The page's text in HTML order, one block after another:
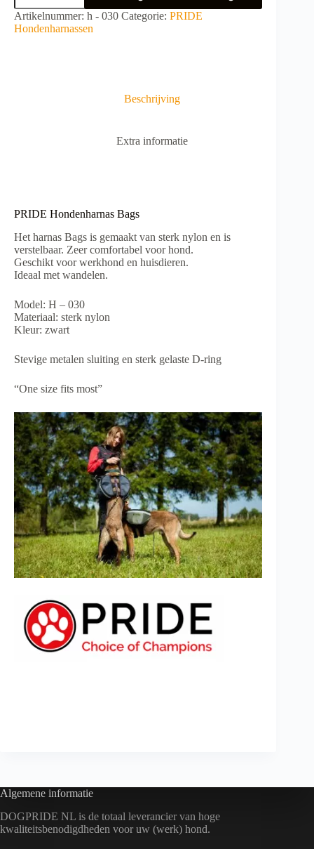
Bags
aantal
A
l
Artikelnummer: h - 030 Categorie: PRIDE
Hondenharnassen
Beschrijving
Extra informatie
PRIDE Hondenharnas Bags
Het harnas Bags is gemaakt van sterk nylon en is
verstelbaar. Zeer comfortabel voor hond.
Geschikt voor werkhond en huisdieren.
Ideaal met wandelen.
Model: H – 030
Materiaal: sterk nylon
Kleur: zwart
Stevige metalen sluiting en sterk gelaste D-ring
“One size fits most”
Algemene informatie
DOGPRIDE NL is de totaal leverancier van hoge
kwaliteitsbenodigdheden voor uw (werk) hond.